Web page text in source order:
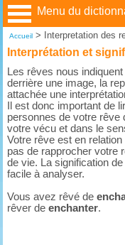
Menu du
Accueil> Interpretation des
Interprétation et
Les rêves nous
derrière une image, la
attachée une
Il est donc important de
personnes de votre rêve
votre vécu et dans le
Votre rêve est en
pas de rapprocher votre
de vie. La signification
facile à analyser.
Vous avez rêvé de
rêver deenchanter.